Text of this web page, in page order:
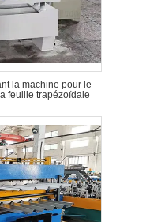
la machine pour le
feuille trapézoïdale